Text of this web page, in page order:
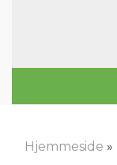
Hjemmeside »